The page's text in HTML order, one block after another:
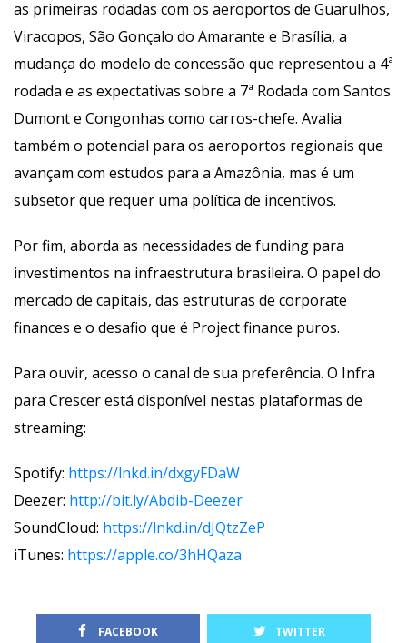
as primeiras rodadas com os aeroportos de Guarulhos,
Viracopos, São Gonçalo do Amarante e Brasília, a
mudança do modelo de concessão que representou a 4ª
rodada e as expectativas sobre a 7ª Rodada com Santos
Dumont e Congonhas como carros-chefe. Avalia
também o potencial para os aeroportos regionais que
avançam com estudos para a Amazônia, mas é um
ubsetor que requer uma política de incentivos.
Por fim, aborda as necessidades de funding para
investimentos na infraestrutura brasileira. O papel do
mercado de capitais, das estruturas de corporate
finances e o desafio que é Project finance puros.
Para ouvir, acesso o canal de sua preferência. O Infra
para Crescer está disponível nestas plataformas de
treaming:
Spotify: https://lnkd.in/dxgyFDaW
Deezer: http://bit.ly/Abdib-Deezer
SoundCloud: https://lnkd.in/dJQtzZeP
iTunes: https://apple.co/3hHQaza
FACEBOOK TWITTER